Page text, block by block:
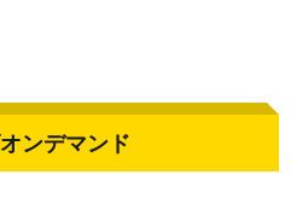
ンデマンド